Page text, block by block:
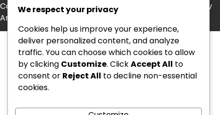
Copyright © 2026streetpride.fi
Theme: Timely News By
Artify Themes
We respect your privacy
Cookies help us improve your experience,
deliver personalized content, and analyze
traffic. You can choose which cookies to allow
by clicking Customize. ClickAccept All to
consent or Reject All to decline non-essential
cookies.